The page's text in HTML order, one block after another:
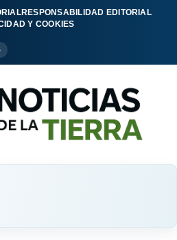
RESPONSABILIDAD EDITORIAL
Y COOKIES